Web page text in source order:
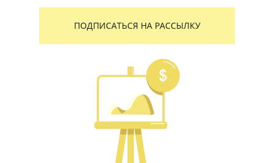
ПОДПИСАТЬСЯ НА РАССЫЛКУ